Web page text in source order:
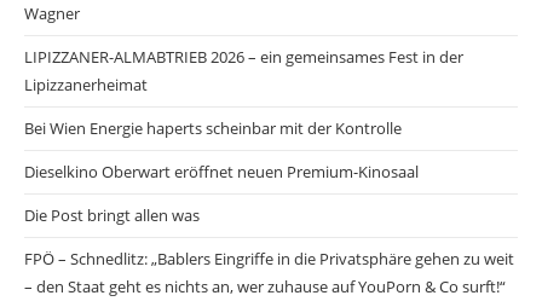
Wagner
LIPIZZANER-ALMABTRIEB 2026 – ein gemeinsames Fest in der
Lipizzanerheimat
Bei Wien Energie haperts scheinbar mit der Kontrolle
Dieselkino Oberwart eröffnet neuen Premium-Kinosaal
Die Post bringt allen was
FPÖ – Schnedlitz: „Bablers Eingriffe in die Privatsphäre gehen zu weit
– den Staat geht es nichts an, wer zuhause auf YouPorn & Co surft!“